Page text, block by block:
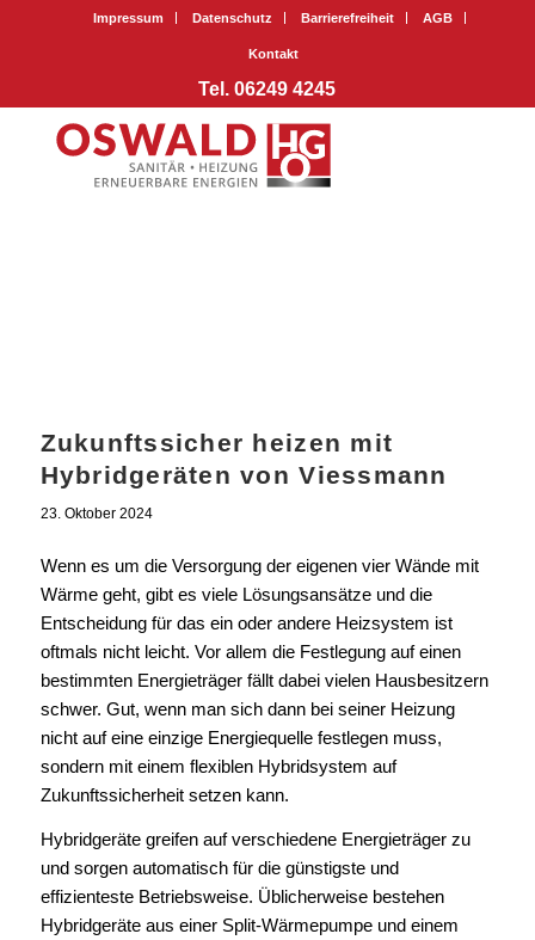
Impressum Datenschutz Barrierefreiheit AGB
Kontakt
Tel. 06249 4245
Zukunftssicher heizen mit
Hybridgeräten von Viessmann
23. Oktober 2024
Wenn es um die Versorgung der eigenen vier Wände mit
Wärme geht, gibt es viele Lösungsansätze und die
Entscheidung für das ein oder andere Heizsystem ist
oftmals nicht leicht. Vor allem die Festlegung auf einen
bestimmten Energieträger fällt dabei vielen Hausbesitzern
schwer. Gut, wenn man sich dann bei seiner Heizung
nicht auf eine einzige Energiequelle festlegen muss,
sondern mit einem flexiblen Hybridsystem auf
Zukunftssicherheit setzen kann.
Hybridgeräte greifen auf verschiedene Energieträger zu
und sorgen automatisch für die günstigste und
effizienteste Betriebsweise. Üblicherweise bestehen
Hybridgeräte aus einer Split-Wärmepumpe und einem